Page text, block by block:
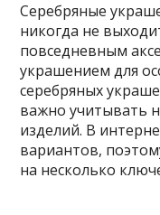
Серебряные
никогда не
повседневным
украшением для
серебряных
важно учитывать
изделий. В
вариантов,
на несколько